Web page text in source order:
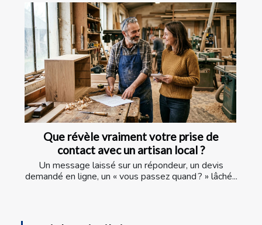
Que révèle vraiment votre prise de
contact avec un artisan local ?
Un message laissé sur un répondeur, un devis
demandé en ligne, un « vous passez quand ? » lâché...